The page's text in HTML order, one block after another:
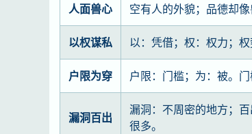
人面兽心 空有人的外貌；品德却像
以权谋私 以：凭借；权：权力；
户限为穿 户限：门槛；为：被。
漏洞百出
漏洞：不周密的地方；
很多。